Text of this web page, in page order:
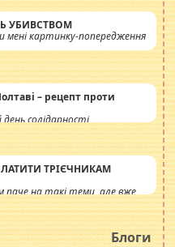
УБИВСТВОМ
мені картинку-попередження
– рецепт проти
солідарності
ТРІЄЧНИКАМ
паче на такі теми, але вже
сьогоднішні інсенуації
питання. Штучно
катастрофа.
Блоги